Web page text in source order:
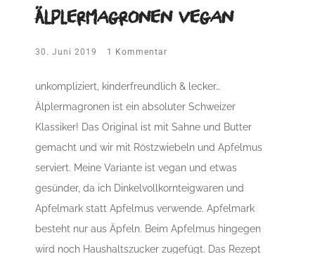
Älplermagronen vegan
30. Juni 2019 1 Kommentar
unkompliziert, kinderfreundlich & lecker…
Älplermagronen ist ein absoluter Schweizer
Klassiker! Das Original ist mit Sahne und Butter
gemacht und wir mit Röstzwiebeln und Apfelmus
serviert. Meine Variante ist vegan und etwas
gesünder, da ich Dinkelvollkornteigwaren und
Apfelmark statt Apfelmus verwende. Apfelmark
besteht nur aus Äpfeln. Beim Apfelmus hingegen
wird noch Haushaltszucker zugefügt. Das Rezept